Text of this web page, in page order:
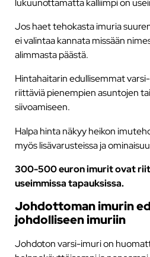
Jos haet tehokasta imuria
ei valintaa kannata missään
alimmasta päästä.
Hintahaitarin edullisemmat
riittäviä pienempien asuntojen
siivoamiseen.
Halpa hinta näkyy heikon
myös lisävarusteissa ja
300-500 euron imurit ovat
useimmissa tapauksissa.
Johdottoman imurin
johdolliseen imuriin
Johdoton varsi-imuri on